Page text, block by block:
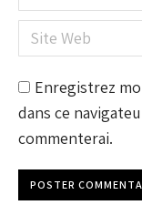
Site Web
Enregistrez
dans ce
commenterai.
POSTER